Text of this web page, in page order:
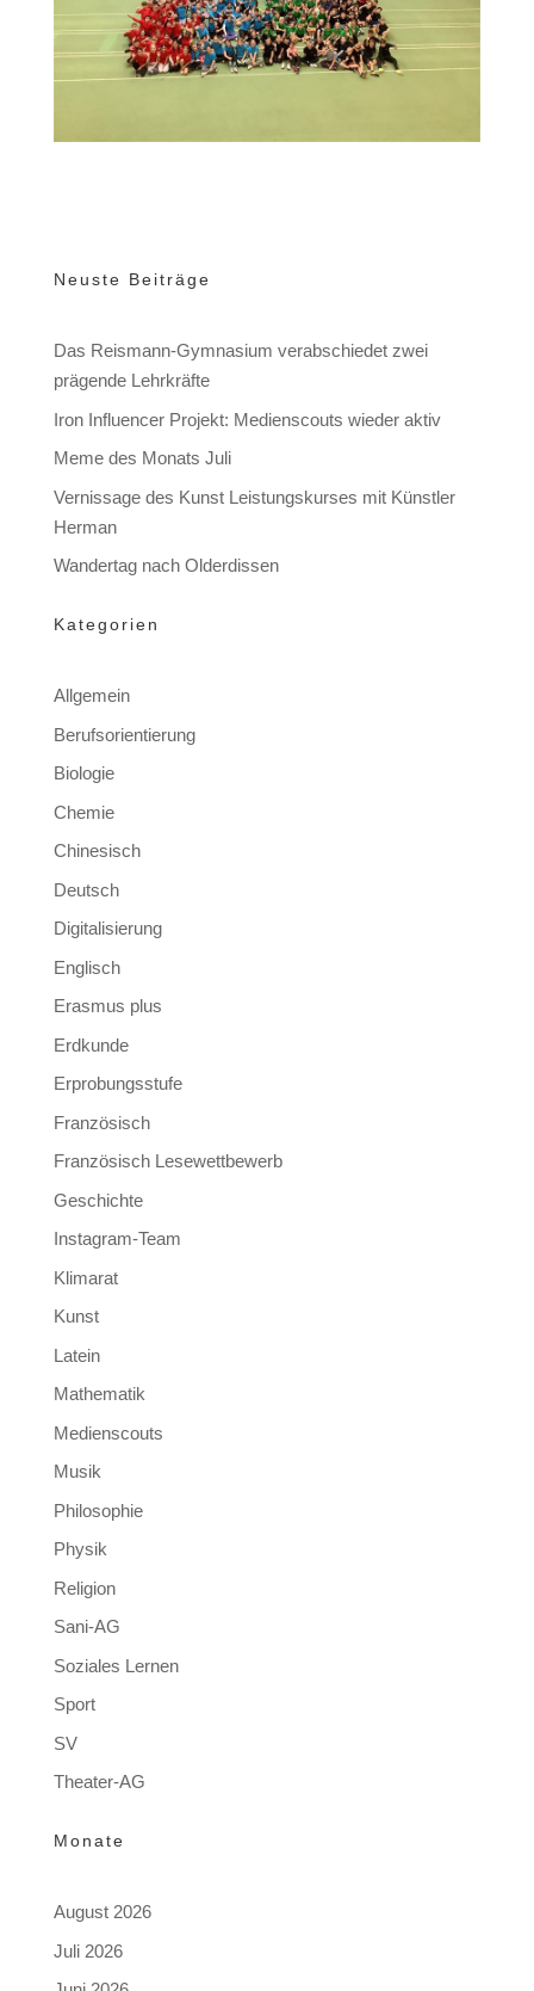
Neuste Beiträge
Das Reismann-Gymnasium verabschiedet zwei
prägende Lehrkräfte
Iron Influencer Projekt: Medienscouts wieder aktiv
Meme des Monats Juli
Vernissage des Kunst Leistungskurses mit Künstler
Herman
Wandertag nach Olderdissen
Kategorien
Allgemein
Berufsorientierung
Biologie
Chemie
Chinesisch
Deutsch
Digitalisierung
Englisch
Erasmus plus
Erdkunde
Erprobungsstufe
Französisch
Französisch Lesewettbewerb
Geschichte
Instagram-Team
Klimarat
Kunst
Latein
Mathematik
Medienscouts
Musik
Philosophie
Physik
Religion
Sani-AG
Soziales Lernen
Sport
SV
Theater-AG
Monate
August 2026
Juli 2026